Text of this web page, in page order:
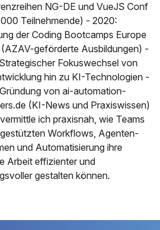
NG-DE und VueJS Conf
Teilnehmende) - 2020:
der Coding Bootcamps Europe
geförderte Ausbildungen) -
Fokuswechsel von
hin zu KI-Technologien -
von ai-automation-
(KI-News und Praxiswissen)
ich praxisnah, wie Teams
Workflows, Agenten-
und Automatisierung ihre
Arbeit effizienter und
gestalten können.